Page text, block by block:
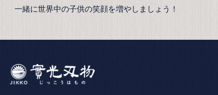
一緒に世界中の子供の笑顔を増やしましょう！